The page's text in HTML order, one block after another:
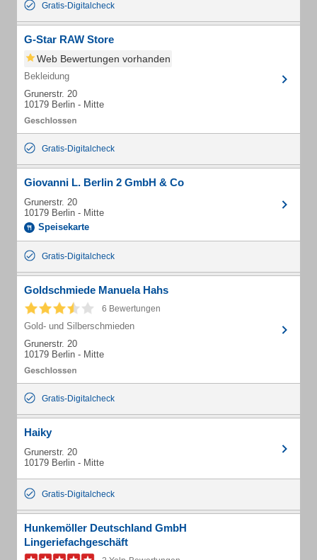
Gratis-Digitalcheck
G-Star RAW Store
Web Bewertungen vorhanden
Bekleidung
Grunerstr. 20
10179 Berlin - Mitte
Gratis-Digitalcheck
Giovanni L. Berlin 2 GmbH & Co
Grunerstr. 20
10179 Berlin - Mitte
Speisekarte
Gratis-Digitalcheck
Goldschmiede Manuela Hahs
6 Bewertungen
Gold- und Silberschmieden
Grunerstr. 20
10179 Berlin - Mitte
Gratis-Digitalcheck
Haiky
Grunerstr. 20
10179 Berlin - Mitte
Gratis-Digitalcheck
Hunkemöller Deutschland GmbH
Lingeriefachgeschäft